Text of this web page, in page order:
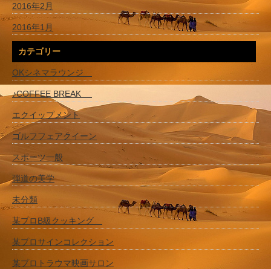
2016年2月
2016年1月
カテゴリー
OKシネマラウンジ
♪COFFEE BREAK
エクイップメント
ゴルフフェアクイーン
スポーツ一般
弾道の美学
未分類
某プロB級クッキング
某プロサインコレクション
某プロトラウマ映画サロン